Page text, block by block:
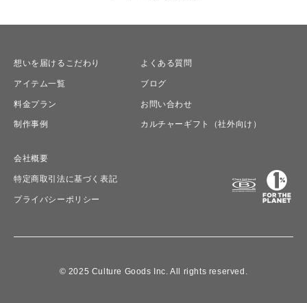
想いを届けるこだわり
アイテム一覧
料金プラン
制作事例
よくある質問
ブログ
お問い合わせ
カルチャーギフト（社外向け）
会社概要
特定商取引法に基づく表記
プライバシーポリシー
© 2025 Culture Goods Inc. All rights reserved.